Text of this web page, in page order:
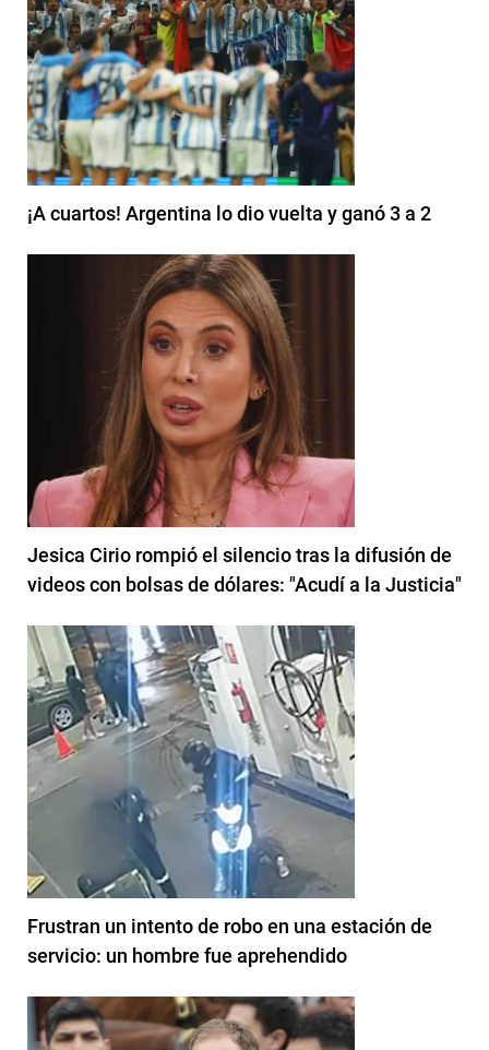
¡A cuartos! Argentina lo dio vuelta y ganó 3 a 2
Jesica Cirio rompió el silencio tras la difusión de
videos con bolsas de dólares: "Acudí a la Justicia"
Frustran un intento de robo en una estación de
servicio: un hombre fue aprehendido